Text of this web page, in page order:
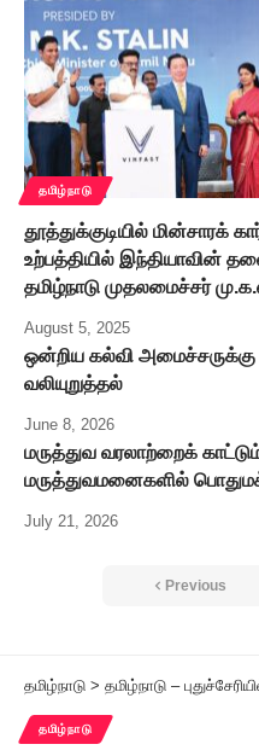
தமிழ்நாடு
தூத்துக்குடியில் மின்சாரக்
உற்பத்தியில் இந்தியாவின்
தமிழ்நாடு முதலமைச்சர்
August 5, 2025
ஒன்றிய கல்வி அமைச்சருக்கு
வலியுறுத்தல்
June 8, 2026
மருத்துவ வரலாற்றைக்
மருத்துவமனைகளில்
July 21, 2026
Previous
தமிழ்நாடு > தமிழ்நாடு – புதுச்சேரியில்
தமிழ்நாடு